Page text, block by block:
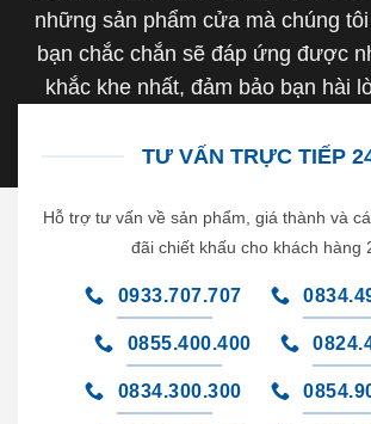
những sản phẩm cửa mà chúng
bạn chắc chắn sẽ đáp ứng được
khắc khe nhất, đảm bảo bạn hài
TƯ VẤN TRỰC TIẾP
Hỗ trợ tư vấn về sản phẩm, giá thành và
đãi chiết khấu cho khách hàng
0933.707.707
0855.400.400
0834.300.300